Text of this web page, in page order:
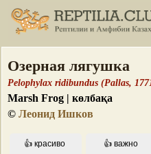
Озерная лягушка
Pelophylax ridibundus (Pallas,
Marsh Frog | көлбақа
© Леонид Ишков